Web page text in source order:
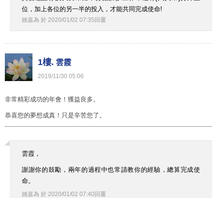
位，加上各位的另一半的投入，才能共同完成使命!
姚嘉為 於 2020/01 /02 07:35回覆
1樓. 雲霞
2019/11 /30 05:06
非常精彩成功的年會！獲益良多。
恭喜您的夢想成真！只是辛苦您了。
雲霞，
謝謝你的鼓勵，兩年的過程中也常請教你的經驗，總算完成使
命。
姚嘉為 於 2020/01 /02 07:40回覆